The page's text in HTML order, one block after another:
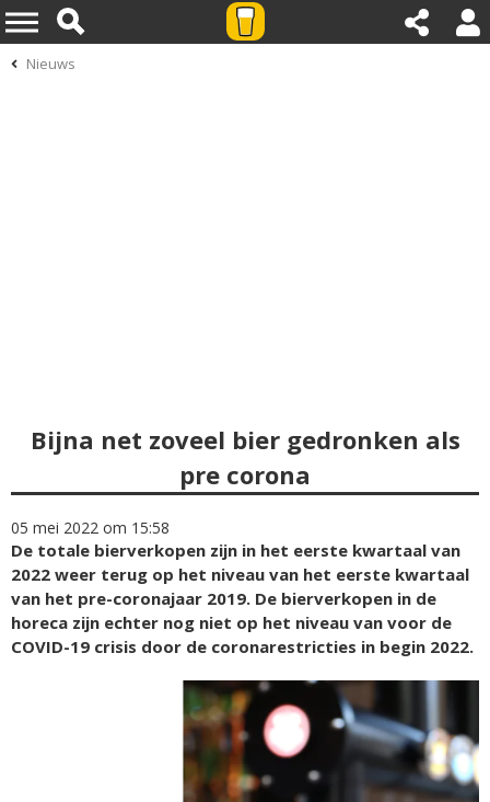
Nieuws
Bijna net zoveel bier gedronken als
pre corona
05 mei 2022 om 15:58
De totale bierverkopen zijn in het eerste kwartaal van
2022 weer terug op het niveau van het eerste kwartaal
van het pre-coronajaar 2019. De bierverkopen in de
horeca zijn echter nog niet op het niveau van voor de
COVID-19 crisis door de coronarestricties in begin 2022.